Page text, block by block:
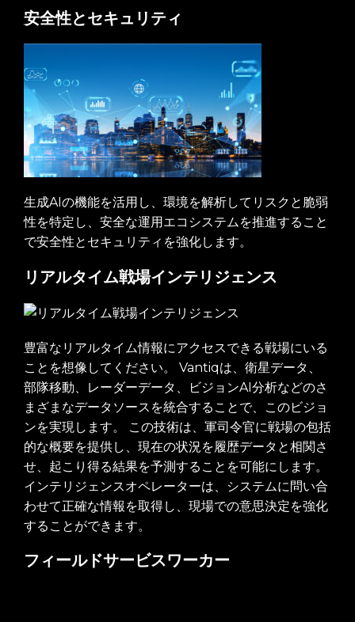
安全性とセキュリティ
生成AIの機能を活用し、環境を解析してリスクと脆弱
性を特定し、安全な運用エコシステムを推進すること
で安全性とセキュリティを強化します。
リアルタイム戦場インテリジェンス
豊富なリアルタイム情報にアクセスできる戦場にいる
ことを想像してください。 Vantiqは、衛星データ、
部隊移動、レーダーデータ、ビジョンAI分析などのさ
まざまなデータソースを統合することで、このビジョ
ンを実現します。 この技術は、軍司令官に戦場の包括
的な概要を提供し、現在の状況を履歴データと相関さ
せ、起こり得る結果を予測することを可能にします。
インテリジェンスオペレーターは、システムに問い合
わせて正確な情報を取得し、現場での意思決定を強化
することができます。
フィールドサービスワーカー